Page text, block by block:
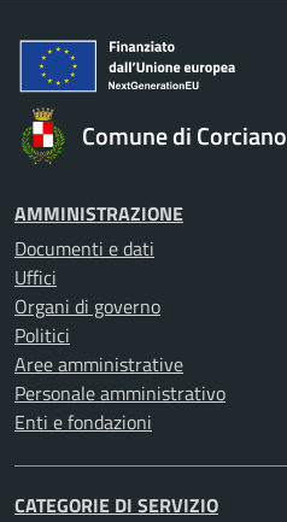
Comune di Corciano
AMMINISTRAZIONE
Documenti e dati
Uffici
Organi di governo
Politici
Aree amministrative
Personale amministrativo
Enti e fondazioni
CATEGORIE DI SERVIZIO